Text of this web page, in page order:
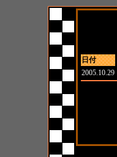
日付
2005.10.29